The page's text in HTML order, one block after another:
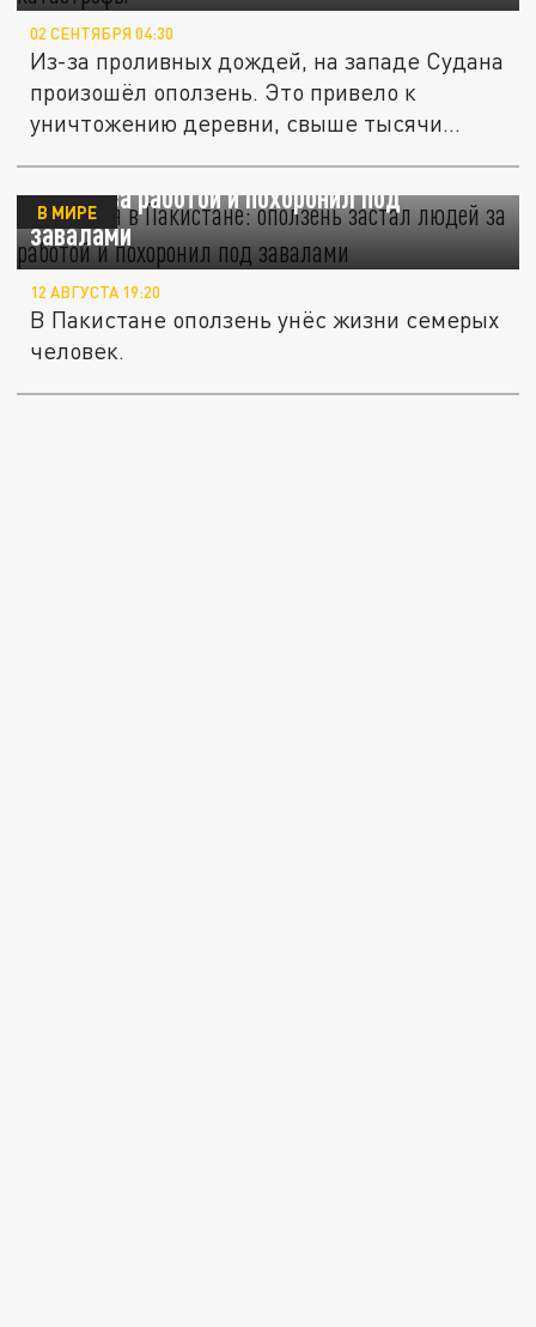
02 СЕНТЯБРЯ 04:30
Из-за проливных дождей, на западе Судана
произошёл оползень. Это привело к
уничтожению деревни, свыше тысячи...
Трагедия в Пакистане: оползень застал
людей за работой и похоронил под
завалами
В МИРЕ
12 АВГУСТА 19:20
В Пакистане оползень унёс жизни семерых
человек.